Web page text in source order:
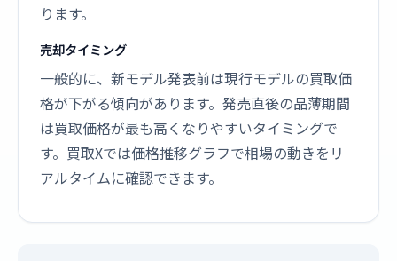
ります。
売却タイミング
一般的に、新モデル発表前は現行モデルの買取価
格が下がる傾向があります。発売直後の品薄期間
は買取価格が最も高くなりやすいタイミングで
す。買取Xでは価格推移グラフで相場の動きをリ
アルタイムに確認できます。